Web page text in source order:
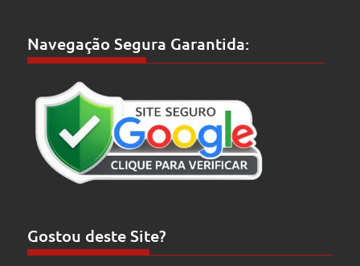
Navegação Segura Garantida:
Gostou deste Site?